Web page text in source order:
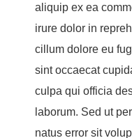
aliquip ex ea
irure dolor in
cillum dolore eu
sint occaecat
culpa qui officia
laborum. Sed ut
natus error sit